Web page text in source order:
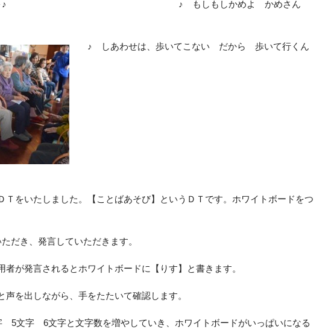
いて ～♪ ♪ もしもしかめよ かめさん
♪ しあわせは、歩いてこない だから 歩いて行くん
Ｔをいたしました。【ことばあそび】というＤＴです。ホワイトボードをつ
だき、発言していただきます。
が発言されるとホワイトボードに【りす】と書きます。
声を出しながら、手をたたいて確認します。
字 6文字と文字数を増やしていき、ホワイトボードがいっぱいになる